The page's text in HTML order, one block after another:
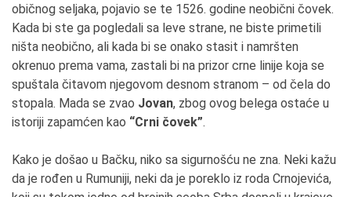
običnog seljaka, pojavio se te 1526. godine neobični čovek.
Kada bi ste ga pogledali sa leve strane, ne biste primetili
ništa neobično, ali kada bi se onako stasit i namršten
okrenuo prema vama, zastali bi na prizor crne linije koja se
spuštala čitavom njegovom desnom stranom – od čela do
stopala. Mada se zvao Jovan, zbog ovog belega ostaće u
istoriji zapamćen kao “Crni čovek”.
Kako je došao u Bačku, niko sa sigurnošću ne zna. Neki kažu
da je rođen u Rumuniji, neki da je poreklo iz roda Crnojevića,